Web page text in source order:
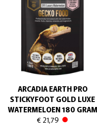
ARCADIA EARTH PRO
STICKYFOOT GOLD LUXE
WATERMELOEN 180 GRAM
€ 21,79